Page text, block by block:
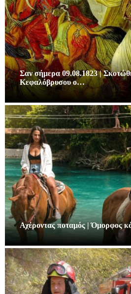
Σαν σήμερα 09.08.1823 |
Κεφαλόβρυσου ο…
Αχέροντας ποταμός | Όμορφος